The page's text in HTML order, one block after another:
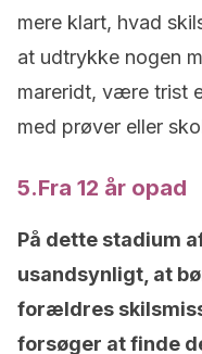
mere klart, hvad
at udtrykke nogen
mareridt, være trist
med prøver eller
5.Fra 12 år opad
På dette stadium
usandsynligt, at
forældres
forsøger at finde